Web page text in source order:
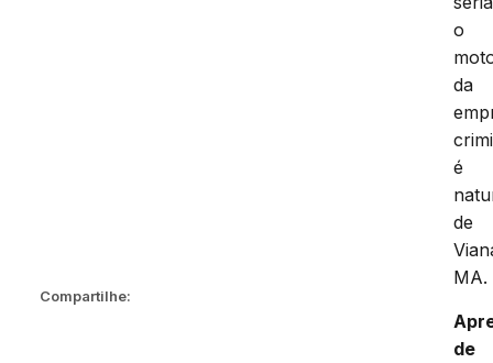
Compartilhe:
o
da
é
de
MA.
de